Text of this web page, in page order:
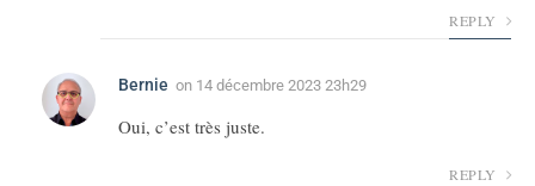
REPLY
Bernie on 14 décembre 2023 23h29
Oui, c’est très juste.
REPLY